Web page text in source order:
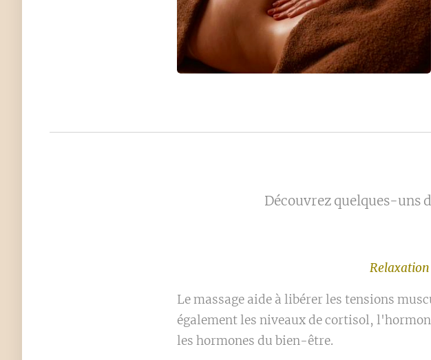
Découvrez quelques-uns
Relaxation
Le massage aide à libérer les tensions
également les niveaux de cortisol,
les hormones du bien-être.